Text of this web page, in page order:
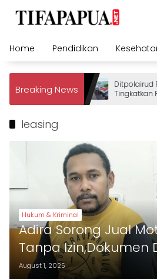
Home
Pendidikan
Breaking News
Ditpolairud
Tingkatkan
leasing
Hukum & Kriminal
Adira Sorong Jual Motor Debitur
Tanpa Izin,Dokumen
Dipalsukan
August 1, 2025